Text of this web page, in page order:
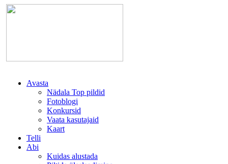
Avasta
Nädala Top pildid
Fotoblogi
Konkursid
Vaata kasutajaid
Kaart
Telli
Abi
Kuidas alustada